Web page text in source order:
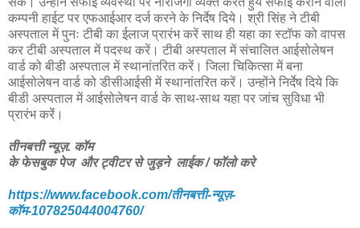
कम्पनी हाईट पर एफआईआर दर्ज करने के निर्देष दिये। श्री सिंह ने टीबी
अस्पताल में पुनः टीबी का ईलाज प्रारंभ करें साथ ही यहा का स्टॉफ को वापस
कर टीबी अस्पताल में पदस्थ करें। टीबी अस्पताल में संचालित आईसोलेषन
वार्ड को बीडी अस्पताल में स्थानांतरित करें। जिला चिकित्सा में बना
आईसोलेषन वार्ड को डीसीआईसी में स्थानांतरित करें। उन्होंने निर्देष दिये कि
बीडी अस्पताल में आईसोलेषन वार्ड के साथ-साथ यहा पर जांच सुविधा भी
प्रारंभ करेंं।
तीनबत्ती न्यूज़. कॉम
के फेसबुक पेज और ट्वीटर से जुड़ने लाईक / फॉलो करे
https://www.facebook.com/तीनबत्ती-न्यूज़-
कॉम-107825044004760/